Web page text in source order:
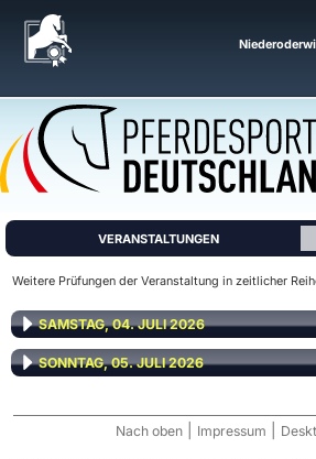
VERANSTALTUNGEN
Weitere Prüfungen der Veranstaltung in zeitlicher
SAMSTAG, 04. JULI 2026
SONNTAG, 05. JULI 2026
Nach oben Impressum